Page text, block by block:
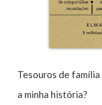
Tesouros de
a minha história?